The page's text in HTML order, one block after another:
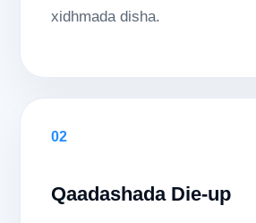
xidhmada disha.
02
Qaadashada Die-up